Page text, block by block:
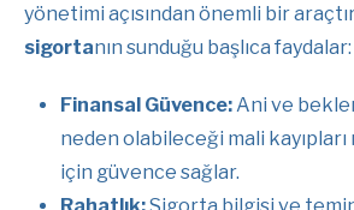
yönetimi açısından önemli bir
sigortanın sunduğu başlıca faydalar:
Finansal Güvence:Ani ve
neden olabileceği mali
için güvence sağlar.